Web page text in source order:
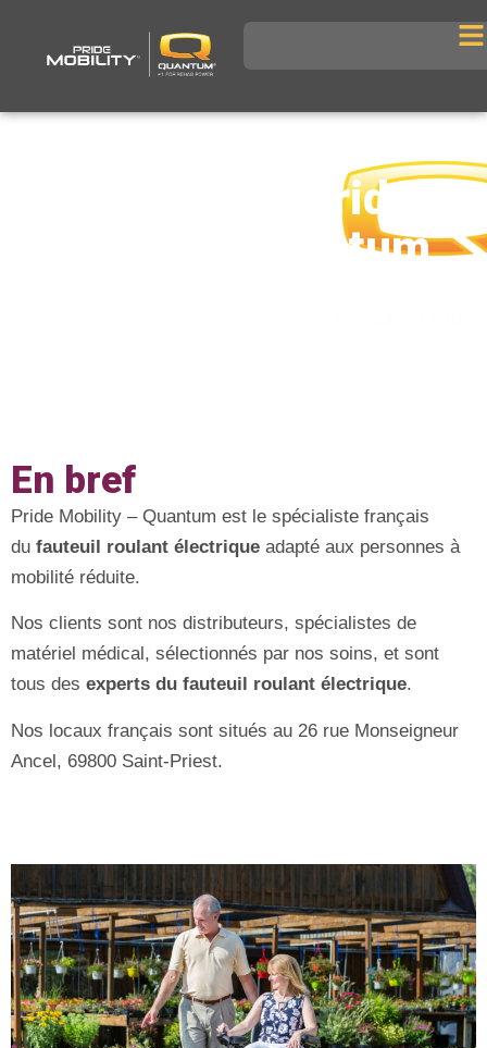
Présentation Pride
Mobility – Quantum
En bref
Pride Mobility – Quantum est le spécialiste français
du fauteuil roulant électrique adapté aux personnes à
mobilité réduite.
Nos clients sont nos distributeurs, spécialistes de
matériel médical, sélectionnés par nos soins, et sont
tous des experts du fauteuil roulant électrique.
Nos locaux français sont situés au 26 rue Monseigneur
Ancel, 69800 Saint-Priest.